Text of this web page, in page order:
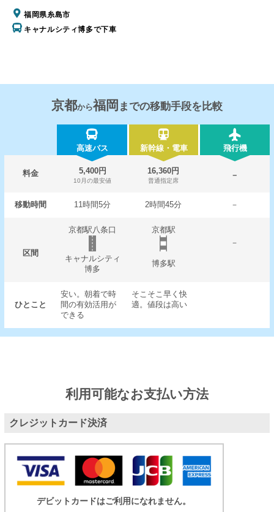
福岡県糸島市
キャナルシティ博多で下車
京都から福岡 までの移動手段を比較
高速バス 新幹線・電車 飛行機
料金 5,400円
10月の最安値
16,360円
普通指定席
－
移動時間 11時間5分 2時間45分 －
区間
京都駅八条口
京都駅
－
キャナルシティ
博多
博多駅
ひとこと
安い。朝着で時
間の有効活用が
できる
そこそこ早く快
適。値段は高い
利用可能なお支払い方法
クレジットカード決済
デビットカードはご利用になれません。